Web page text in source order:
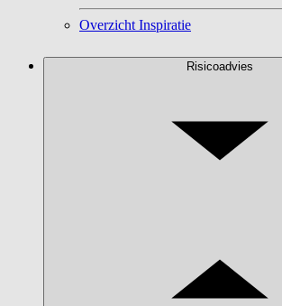
Overzicht Inspiratie
Risicoadvies